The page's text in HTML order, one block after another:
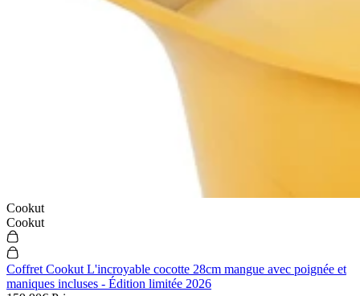
Cookut
Cookut
Coffret Cookut L'incroyable cocotte 28cm mangue avec poignée et
maniques incluses - Édition limitée 2026